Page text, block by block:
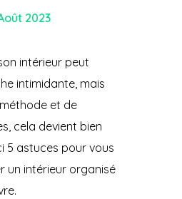
2023
intérieur peut
intimidante, mais
et de
cela devient bien
5 astuces pour vous
un intérieur organisé